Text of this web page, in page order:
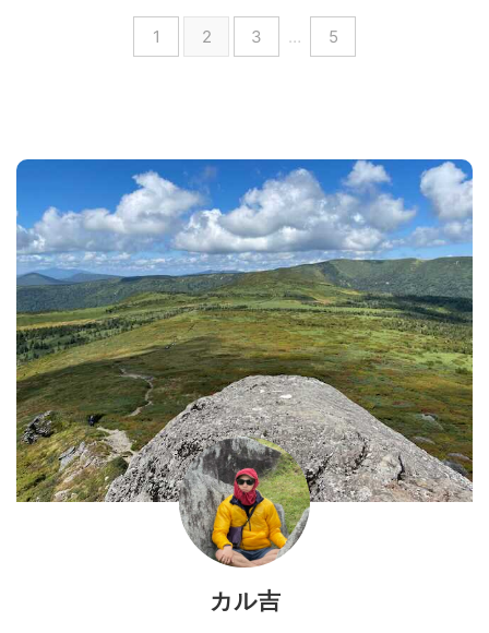
1 2 3 … 5
カル吉